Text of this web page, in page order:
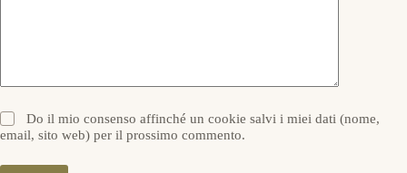
Do il mio consenso affinché un cookie salvi i miei dati (nome,
email, sito web) per il prossimo commento.